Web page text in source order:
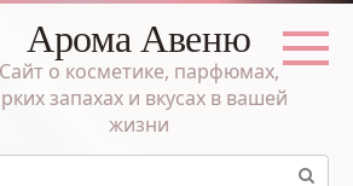
Арома Авеню
Сайт о косметике, парфюмах,
запахах и вкусах в вашей
жизни